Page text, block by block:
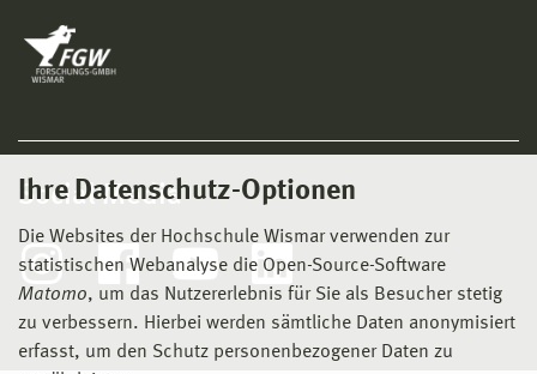
Ihre Datenschutz-Optionen
Die Websites der Hochschule Wismar verwenden zur
statistischen Webanalyse die Open-Source-Software
Matomo, um das Nutzererlebnis für Sie als Besucher stetig
zu verbessern. Hierbei werden sämtliche Daten anonymisiert
erfasst, um den Schutz personenbezogener Daten zu
Social Media